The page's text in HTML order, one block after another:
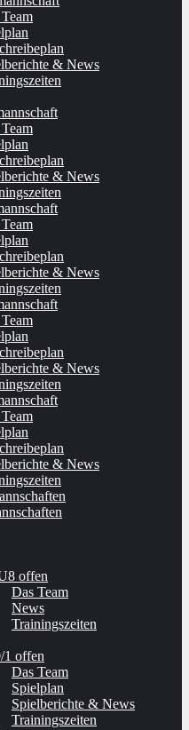
& News
& News
& News
& News
& News
offen
Das Team
News
Trainingszeiten
1 offen
Das Team
Spielplan
Spielberichte & News
Trainingszeiten